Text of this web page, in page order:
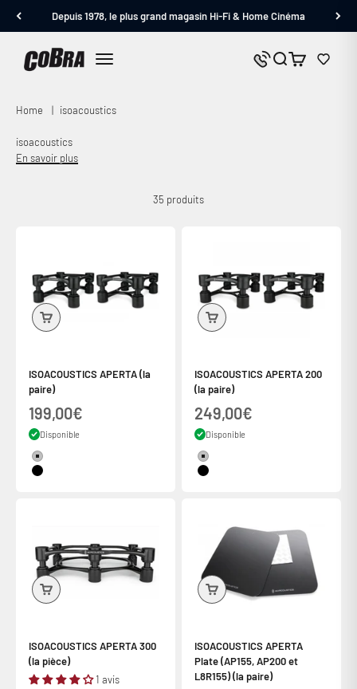
Depuis 1978, le plus grand magasin Hi-Fi & Home Cinéma
Cobra.fr
Nous contacter
Panier
Home | isoacoustics
isoacoustics
En savoir plus
35 produits
ISOACOUSTICS APERTA (la
paire)
Prix de vente
199,00€
Disponible
Couleur
Silver
Black
ISOACOUSTICS APERTA 200
(la paire)
Prix de vente
249,00€
Disponible
Couleur
Silver
Black
ISOACOUSTICS APERTA 300
(la pièce)
1 avis
ISOACOUSTICS APERTA
Plate (AP155, AP200 et
L8R155) (la paire)